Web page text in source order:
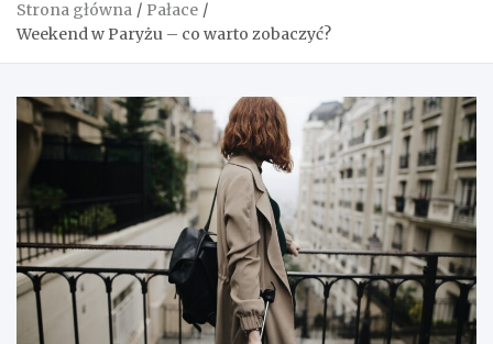
Strona główna
Pałace
Weekend w Paryżu – co warto zobaczyć?